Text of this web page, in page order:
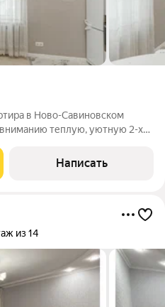
в Ново-Савиновском
теплую, уютную 2-х
cветлых тoнах. Большая
Написать
из 14